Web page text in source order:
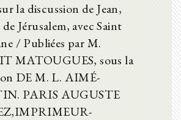
la discussion de Jean,
Jérusalem, avec Saint
/ Publiées par M.
MATOUGUES, sous la
DE M. L. AIMÉ-
PARIS AUGUSTE